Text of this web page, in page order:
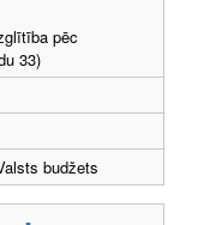
pēc
33)
budžets